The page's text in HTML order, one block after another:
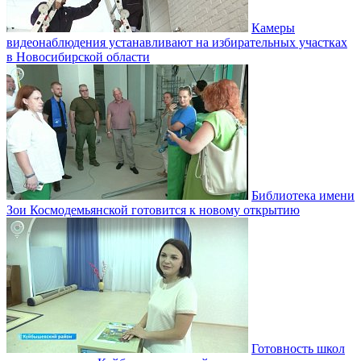
Камеры
видеонаблюдения устанавливают на избирательных участках
в Новосибирской области
Библиотека имени
Зои Космодемьянской готовится к новому открытию
Готовность школ